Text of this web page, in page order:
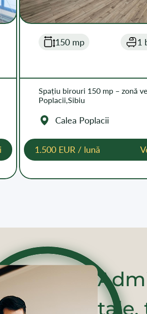
150 mp 1
Spațiu birouri 150 mp – zonă
Poplacii,Sibiu
Calea Poplacii
1.500 EUR / lună
tale,